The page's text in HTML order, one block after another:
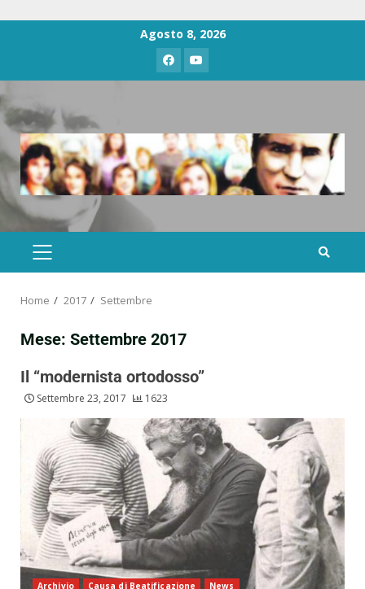
Agosto 8, 2026
Home 2017 Settembre
Mese: Settembre 2017
Il “modernista ortodosso”
Settembre 23, 2017 1623
Archivio Causa di Beatificazione News